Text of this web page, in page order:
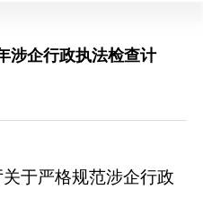
涉企行政执法检查计
于严格规范涉企行政